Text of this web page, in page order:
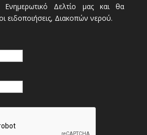
Ενημερωτικό Δελτίο μας και θα
ειδοποιήσεις, Διακοπών νερού.